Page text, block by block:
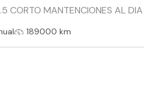
CORTO MANTENCIONES AL
189000 km